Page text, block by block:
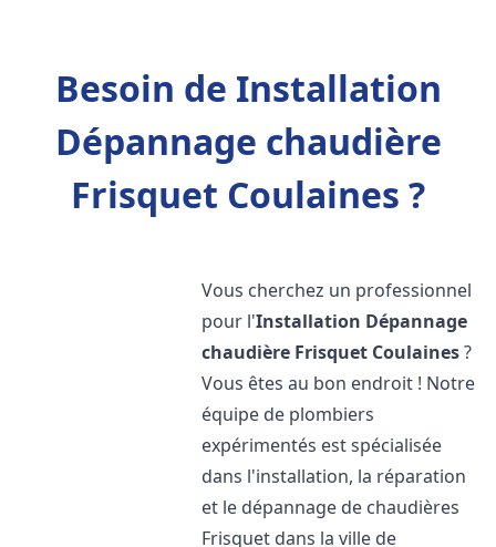
Besoin de Installation
Dépannage chaudière
Frisquet Coulaines ?
Vous cherchez un professionnel
pour l'Installation Dépannage
chaudière Frisquet Coulaines?
Vous êtes au bon endroit ! Notre
équipe de plombiers
expérimentés est spécialisée
dans l'installation, la réparation
et le dépannage de chaudières
Frisquet dans la ville de